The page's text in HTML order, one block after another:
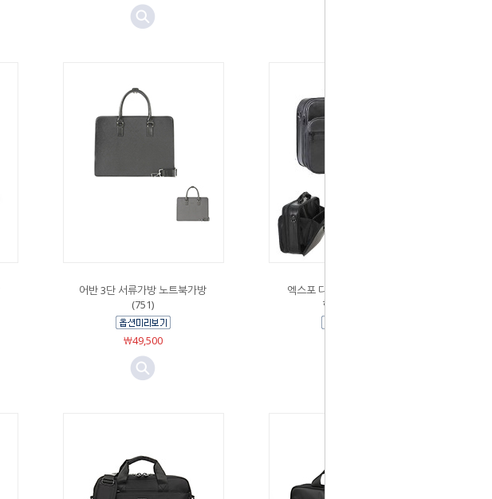
어반 3단 서류가방 노트북가방
(751)
￦49,500
엑스포 다용도 수납가방(확장
형) 출장가방